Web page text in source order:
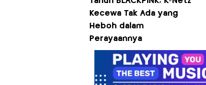
Kecewa Tak Ada yang
Heboh dalam
Perayaannya